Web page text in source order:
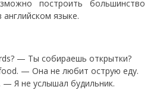
построить большинство
языке.
— Ты собираешь открытки?
— Она не любит острую еду.
— Я не услышал будильник.